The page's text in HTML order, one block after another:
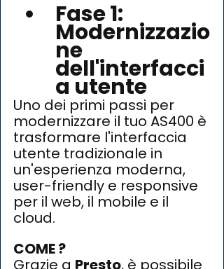
Fase 1:
Modernizzazio
ne
dell'interfacci
a utente
Uno dei primi passi per
modernizzare il tuo AS400 è
trasformare l'interfaccia
utente tradizionale in
un'esperienza moderna,
user-friendly e responsive
per il web, il mobile e il
cloud.
COME ?
Grazie a Presto, è possibile